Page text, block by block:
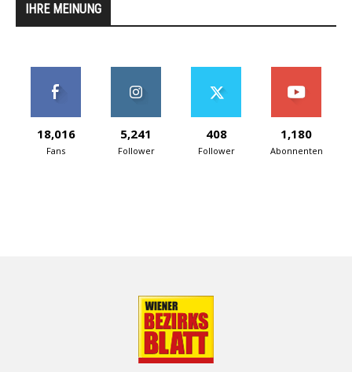
IHRE MEINUNG
18,016
Fans
5,241
Follower
408
Follower
1,180
Abonnenten